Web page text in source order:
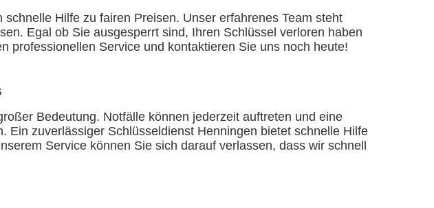
Hilfe zu fairen Preisen. Unser erfahrenes Team steht
Egal ob Sie ausgesperrt sind, Ihren Schlüssel verloren haben
professionellen Service und kontaktieren Sie uns noch heute!
Bedeutung. Notfälle können jederzeit auftreten und eine
zuverlässiger Schlüsseldienst Henningen bietet schnelle Hilfe
Service können Sie sich darauf verlassen, dass wir schnell